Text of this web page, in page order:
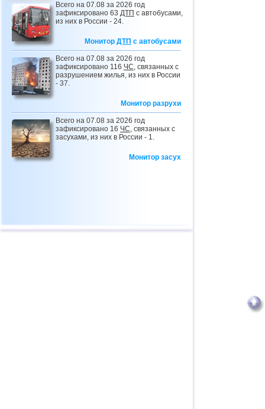
Всего на 07.08 за 2026 год
зафиксировано 63 ДТП с автобусами,
из них в России - 24.
Монитор ДТП с автобусами
Всего на 07.08 за 2026 год
зафиксировано 116 ЧС, связанных с
разрушением жилья, из них в России
- 37.
Монитор разрухи
Всего на 07.08 за 2026 год
зафиксировано 16 ЧС, связанных с
засухами, из них в России - 1.
Монитор засух